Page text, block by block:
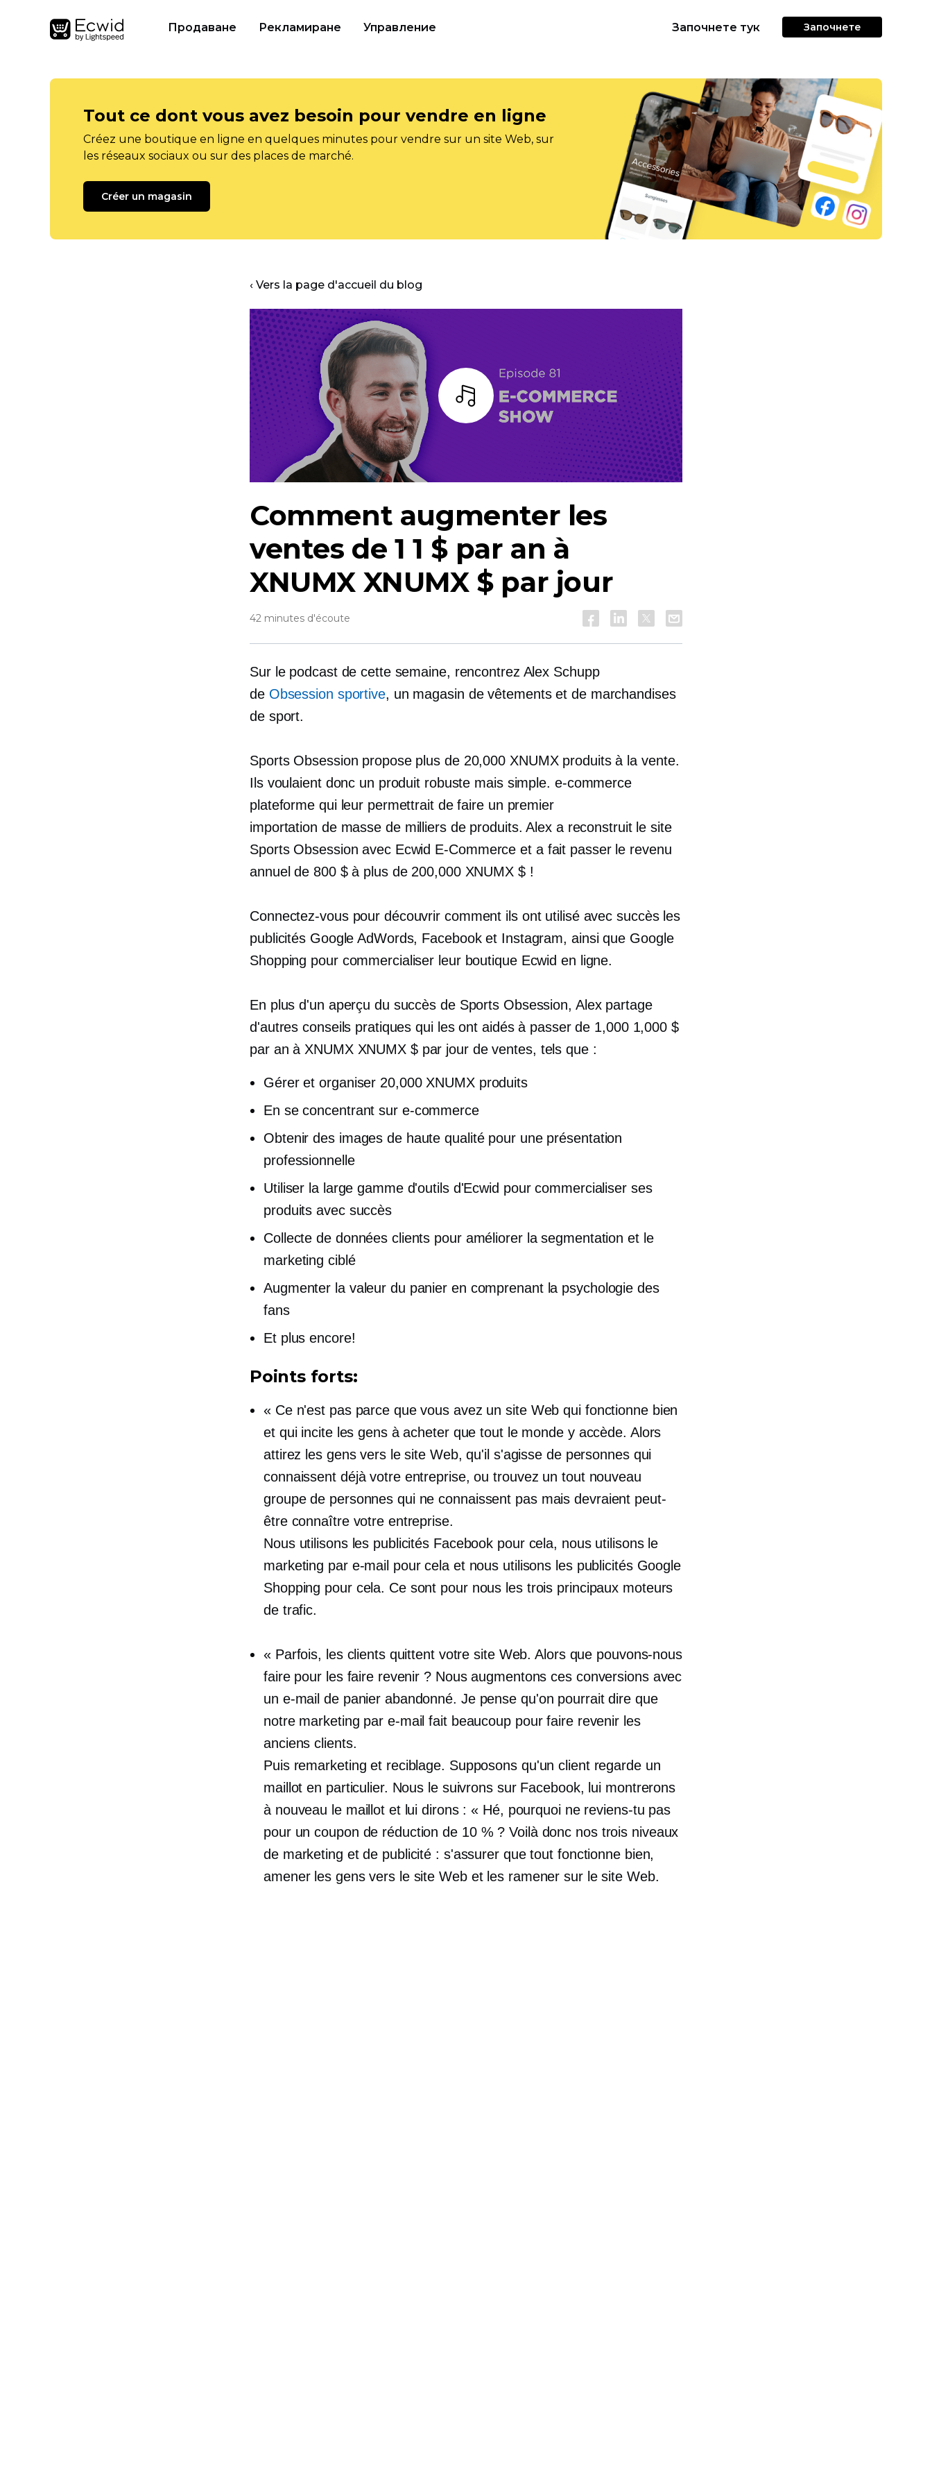
Продаване Рекламиране Управление Започнете тук Започнете
Tout ce dont vous avez besoin pour vendre en ligne
Créez une boutique en ligne en quelques minutes pour vendre sur un site Web, sur
les réseaux sociaux ou sur des places de marché.
Créer un magasin
‹ Vers la page d'accueil du blog
Comment augmenter les
ventes de 1 1 $ par an à
XNUMX XNUMX $ par jour
42 minutes d'écoute
Sur le podcast de cette semaine, rencontrez Alex Schupp
de Obsession sportive, un magasin de vêtements et de marchandises
de sport.
Sports Obsession propose plus de 20,000 XNUMX produits à la vente.
Ils voulaient donc un produit robuste mais simple. e-commerce
plateforme qui leur permettrait de faire un premier
importation de masse de milliers de produits. Alex a reconstruit le site
Sports Obsession avec Ecwid E-Commerce et a fait passer le revenu
annuel de 800 $ à plus de 200,000 XNUMX $ !
Connectez-vous pour découvrir comment ils ont utilisé avec succès les
publicités Google AdWords, Facebook et Instagram, ainsi que Google
Shopping pour commercialiser leur boutique Ecwid en ligne.
En plus d'un aperçu du succès de Sports Obsession, Alex partage
d'autres conseils pratiques qui les ont aidés à passer de 1,000 1,000 $
par an à XNUMX XNUMX $ par jour de ventes, tels que :
Gérer et organiser 20,000 XNUMX produits
En se concentrant sur e-commerce
Obtenir des images de haute qualité pour une présentation
professionnelle
Utiliser la large gamme d'outils d'Ecwid pour commercialiser ses
produits avec succès
Collecte de données clients pour améliorer la segmentation et le
marketing ciblé
Augmenter la valeur du panier en comprenant la psychologie des
fans
Et plus encore!
Points forts:
« Ce n'est pas parce que vous avez un site Web qui fonctionne bien
et qui incite les gens à acheter que tout le monde y accède. Alors
attirez les gens vers le site Web, qu'il s'agisse de personnes qui
connaissent déjà votre entreprise, ou trouvez un tout nouveau
groupe de personnes qui ne connaissent pas mais devraient peut-
être connaître votre entreprise.
Nous utilisons les publicités Facebook pour cela, nous utilisons le
marketing par e-mail pour cela et nous utilisons les publicités Google
Shopping pour cela. Ce sont pour nous les trois principaux moteurs
de trafic.
« Parfois, les clients quittent votre site Web. Alors que pouvons-nous
faire pour les faire revenir ? Nous augmentons ces conversions avec
un e-mail de panier abandonné. Je pense qu'on pourrait dire que
notre marketing par e-mail fait beaucoup pour faire revenir les
anciens clients.
Puis remarketing et reciblage. Supposons qu'un client regarde un
maillot en particulier. Nous le suivrons sur Facebook, lui montrerons
à nouveau le maillot et lui dirons : « Hé, pourquoi ne reviens-tu pas
pour un coupon de réduction de 10 % ? Voilà donc nos trois niveaux
de marketing et de publicité : s'assurer que tout fonctionne bien,
amener les gens vers le site Web et les ramener sur le site Web.